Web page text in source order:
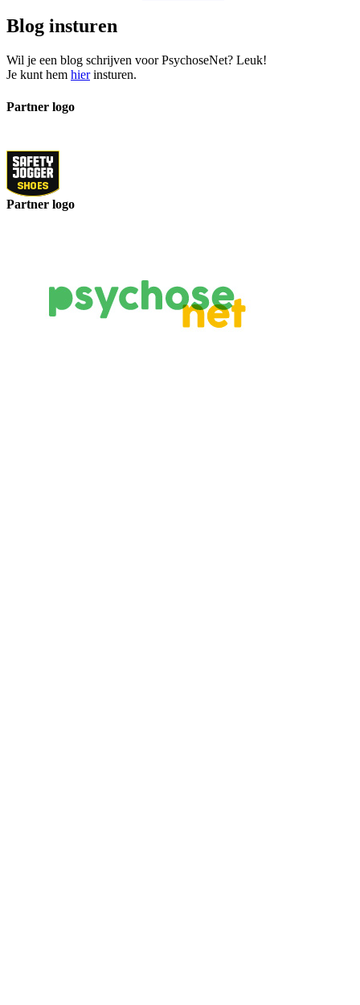
Blog insturen
Wil je een blog schrijven voor PsychoseNet? Leuk!
Je kunt hem hierinsturen.
Partner logo
Partner logo